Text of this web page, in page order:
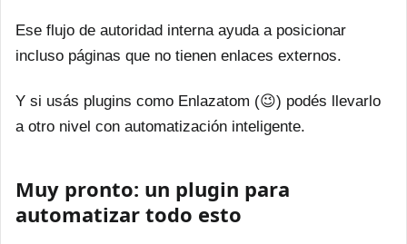
Ese flujo de autoridad interna ayuda a posicionar
incluso páginas que no tienen enlaces externos.
Y si usás plugins como Enlazatom (😉) podés llevarlo
a otro nivel con automatización inteligente.
Muy pronto: un plugin para
automatizar todo esto